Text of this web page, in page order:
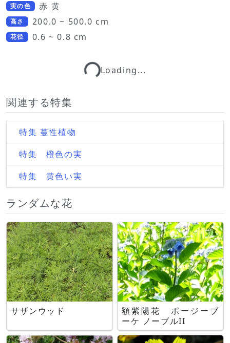
実の色 赤 黄
高さ 200.0 ~ 500.0 cm
花径 0.6 ~ 0.8 cm
Loading...
Loading...
関連する特集
特集 蔓性植物
特集 橙色の実
特集 黄色い実
ランダムな花
サザンウッド
額紫陽花 ポージーブ
ーケ ノーブルII